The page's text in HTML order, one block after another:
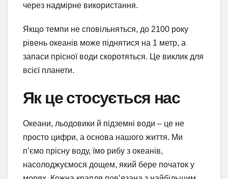
через надмірне використання.
Якщо темпи не сповільняться, до 2100 року
рівень океанів може піднятися на 1 метр, а
запаси прісної води скоротяться. Це виклик для
всієї планети.
Як це стосується нас
Океани, льодовики й підземні води – це не
просто цифри, а основа нашого життя. Ми
п’ємо прісну воду, їмо рибу з океанів,
насолоджуємося дощем, який бере початок у